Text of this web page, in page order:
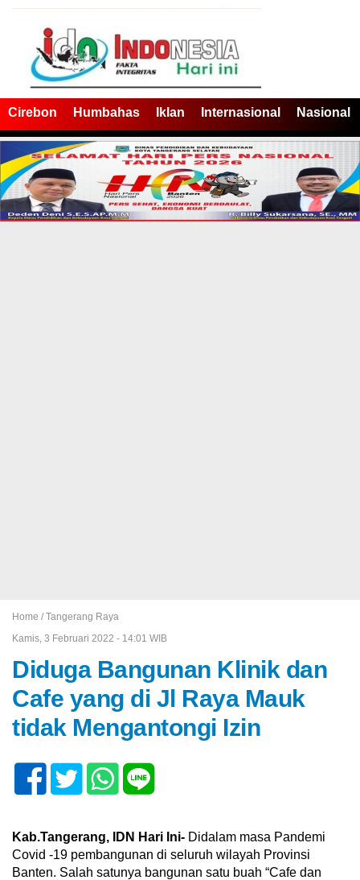
Cirebon Humbahas Iklan Internasional Nasional
Home / Tangerang Raya
Kamis, 3 Februari 2022 - 14:01 WIB
Diduga Bangunan Klinik dan
Cafe yang di Jl Raya Mauk
tidak Mengantongi Izin
Kab.Tangerang, IDN Hari Ini- Didalam masa Pandemi
Covid -19 pembangunan di seluruh wilayah Provinsi
Banten. Salah satunya bangunan satu buah “Cafe dan